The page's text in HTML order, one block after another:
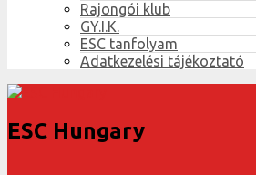
Rajongói klub
GY.I.K.
ESC tanfolyam
Adatkezelési tájékoztató
ESC Hungary